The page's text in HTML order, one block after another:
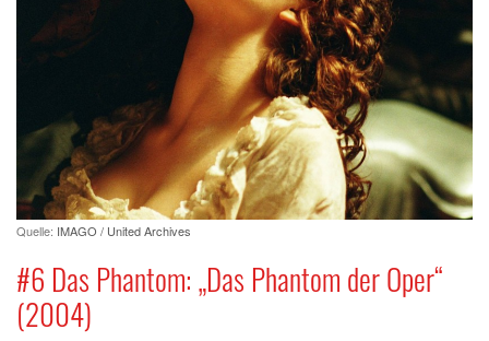
Quelle: IMAGO / United Archives
#6 Das Phantom: „Das Phantom der Oper“
(2004)